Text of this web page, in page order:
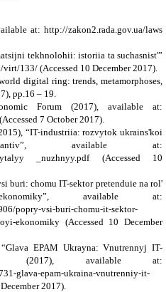
at: http://zakon2.rada.gov.ua/laws
tekhnolohii: istoriia ta suchasnist'”
virt/133/ (Accessed 10 December 2017).
digital ring: trends, metamorphoses,
pp.16 – 19.
Forum (2017),
available at:
(Accessed 7 October 2017).
“IT-industriia: rozvytok ukrains'koi
available at:
_nuzhnyy.pdf (Accessed 10
buri: chomu IT-sektor pretenduie na rol'
available at:
popry-vsi-buri-chomu-it-sektor-
ekonomiky (Accessed 10 December
Glava EPAM Ukrayna: Vnutrennyj IT-
(2017),
available at:
glava-epam-ukraina-vnutrenniy-it-
2017).